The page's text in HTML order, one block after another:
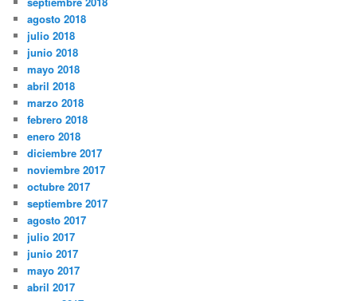
agosto 2018
julio 2018
junio 2018
mayo 2018
abril 2018
marzo 2018
febrero 2018
enero 2018
diciembre 2017
noviembre 2017
octubre 2017
septiembre 2017
agosto 2017
julio 2017
junio 2017
mayo 2017
abril 2017